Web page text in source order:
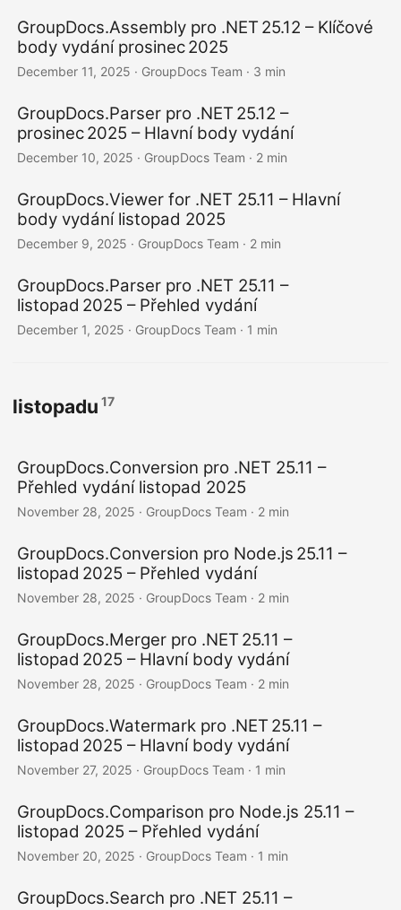
GroupDocs.Assembly pro .NET 25.12 – Klíčové
body vydání prosinec 2025
December 11, 2025 · GroupDocs Team · 3 min
GroupDocs.Parser pro .NET 25.12 –
prosinec 2025 – Hlavní body vydání
December 10, 2025 · GroupDocs Team · 2 min
GroupDocs.Viewer for .NET 25.11 – Hlavní
body vydání listopad 2025
December 9, 2025 · GroupDocs Team · 2 min
GroupDocs.Parser pro .NET 25.11 –
listopad 2025 – Přehled vydání
December 1, 2025 · GroupDocs Team · 1 min
listopadu 17
GroupDocs.Conversion pro .NET 25.11 –
Přehled vydání listopad 2025
November 28, 2025 · GroupDocs Team · 2 min
GroupDocs.Conversion pro Node.js 25.11 –
listopad 2025 – Přehled vydání
November 28, 2025 · GroupDocs Team · 2 min
GroupDocs.Merger pro .NET 25.11 –
listopad 2025 – Hlavní body vydání
November 28, 2025 · GroupDocs Team · 2 min
GroupDocs.Watermark pro .NET 25.11 –
listopad 2025 – Hlavní body vydání
November 27, 2025 · GroupDocs Team · 1 min
GroupDocs.Comparison pro Node.js 25.11 –
listopad 2025 – Přehled vydání
November 20, 2025 · GroupDocs Team · 1 min
GroupDocs.Search pro .NET 25.11 –